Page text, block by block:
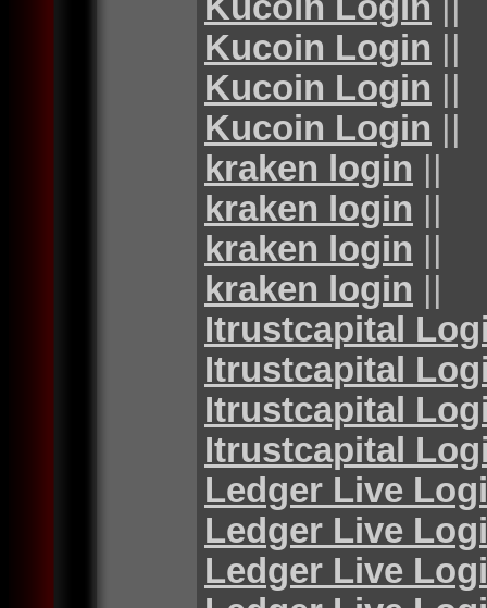
Kucoin Login ||
Kucoin Login ||
Kucoin Login ||
kraken login ||
kraken login ||
kraken login ||
kraken login ||
Itrustcapital
Itrustcapital
Itrustcapital
Itrustcapital
Ledger Live
Ledger Live
Ledger Live